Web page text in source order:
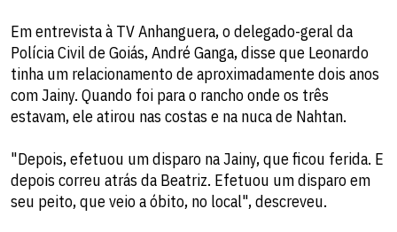
Em entrevista à TV Anhanguera, o delegado-geral da
Polícia Civil de Goiás, André Ganga, disse que Leonardo
tinha um relacionamento de aproximadamente dois anos
com Jainy. Quando foi para o rancho onde os três
estavam, ele atirou nas costas e na nuca de Nahtan.
"Depois, efetuou um disparo na Jainy, que ficou ferida. E
depois correu atrás da Beatriz. Efetuou um disparo em
seu peito, que veio a óbito, no local", descreveu.